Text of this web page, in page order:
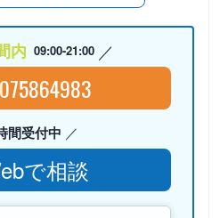
内 09:00-21:00
間受付中
で相談